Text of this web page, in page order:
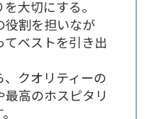
大切にする。
役割を担いなが
ベストを引き出
クオリティーの
高のホスピタリ